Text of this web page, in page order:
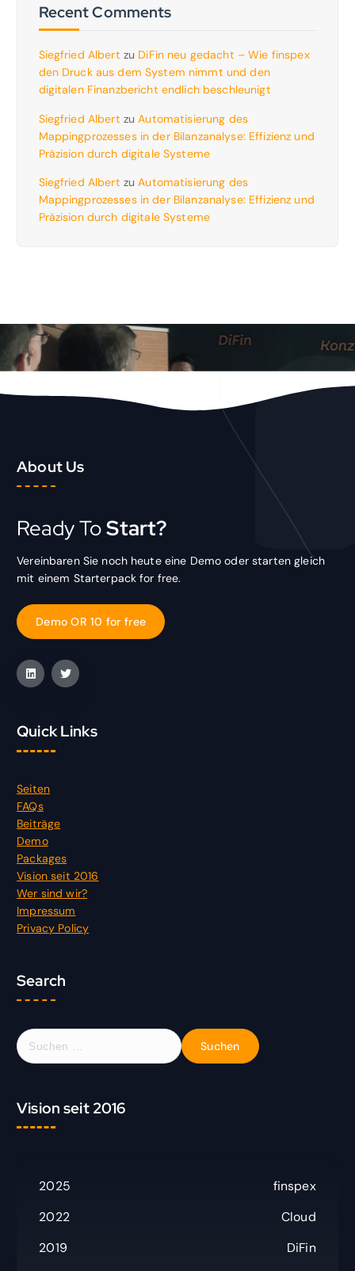
Recent Comments
Siegfried Albert zu DiFin neu gedacht – Wie finspex
den Druck aus dem System nimmt und den
digitalen Finanzbericht endlich beschleunigt
Siegfried Albert zu Automatisierung des
Mappingprozesses in der Bilanzanalyse: Effizienz und
Präzision durch digitale Systeme
Siegfried Albert zu Automatisierung des
Mappingprozesses in der Bilanzanalyse: Effizienz und
Präzision durch digitale Systeme
About Us
Ready ToStart?
Vereinbaren Sie noch heute eine Demo oder starten gleich
mit einem Starterpack for free.
Demo OR 10 for free
Quick Links
Seiten
FAQs
Beiträge
Demo
Packages
Vision seit 2016
Wer sind wir?
Impressum
Privacy Policy
Search
S
u
e
n
Vision seit 2016
2025
finspex
2022
Cloud
2019
DiFin